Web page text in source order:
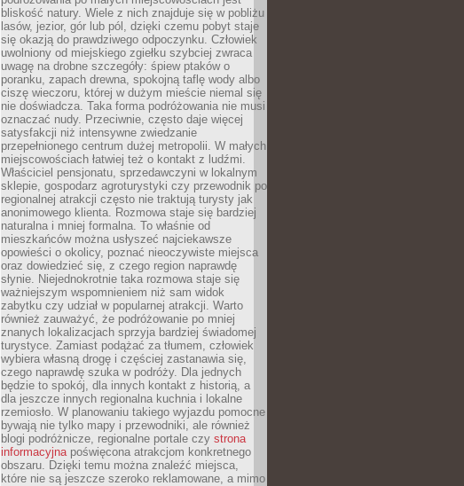
bliskość natury. Wiele z nich znajduje się w pobliżu
lasów, jezior, gór lub pól, dzięki czemu pobyt staje
się okazją do prawdziwego odpoczynku. Człowiek
uwolniony od miejskiego zgiełku szybciej zwraca
uwagę na drobne szczegóły: śpiew ptaków o
poranku, zapach drewna, spokojną taflę wody albo
ciszę wieczoru, której w dużym mieście niemal się
nie doświadcza. Taka forma podróżowania nie musi
oznaczać nudy. Przeciwnie, często daje więcej
satysfakcji niż intensywne zwiedzanie
przepełnionego centrum dużej metropolii. W małych
miejscowościach łatwiej też o kontakt z ludźmi.
Właściciel pensjonatu, sprzedawczyni w lokalnym
sklepie, gospodarz agroturystyki czy przewodnik po
regionalnej atrakcji często nie traktują turysty jak
anonimowego klienta. Rozmowa staje się bardziej
naturalna i mniej formalna. To właśnie od
mieszkańców można usłyszeć najciekawsze
opowieści o okolicy, poznać nieoczywiste miejsca
oraz dowiedzieć się, z czego region naprawdę
słynie. Niejednokrotnie taka rozmowa staje się
ważniejszym wspomnieniem niż sam widok
zabytku czy udział w popularnej atrakcji. Warto
również zauważyć, że podróżowanie po mniej
znanych lokalizacjach sprzyja bardziej świadomej
turystyce. Zamiast podążać za tłumem, człowiek
wybiera własną drogę i częściej zastanawia się,
czego naprawdę szuka w podróży. Dla jednych
będzie to spokój, dla innych kontakt z historią, a
dla jeszcze innych regionalna kuchnia i lokalne
rzemiosło. W planowaniu takiego wyjazdu pomocne
bywają nie tylko mapy i przewodniki, ale również
blogi podróżnicze, regionalne portale czy strona
informacyjnapoświęcona atrakcjom konkretnego
obszaru. Dzięki temu można znaleźć miejsca,
które nie są jeszcze szeroko reklamowane, a mimo